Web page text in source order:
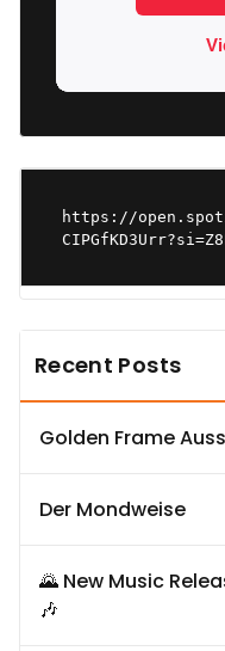
https://
Recent Posts
Golden Frame
Der Mondweise
🌄 New Music
🎶